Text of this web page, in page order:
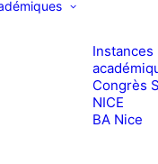
Instances
Congrès
NICE
BA Nice